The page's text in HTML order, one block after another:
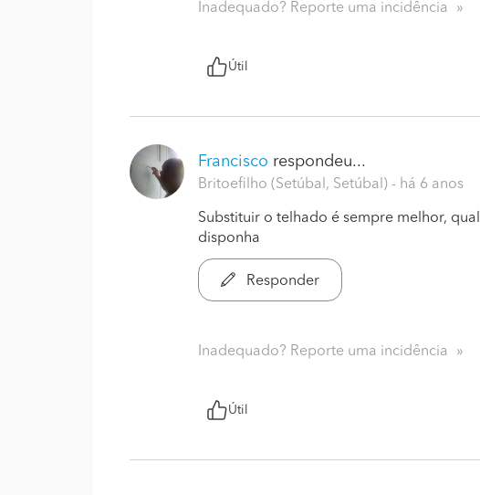
Inadequado? Reporte uma incidência
Útil
Francisco respondeu...
Britoefilho (Setúbal, Setúbal) - há 6 anos
Substituir o telhado é sempre melhor,
disponha
Responder
Inadequado? Reporte uma incidência
Útil